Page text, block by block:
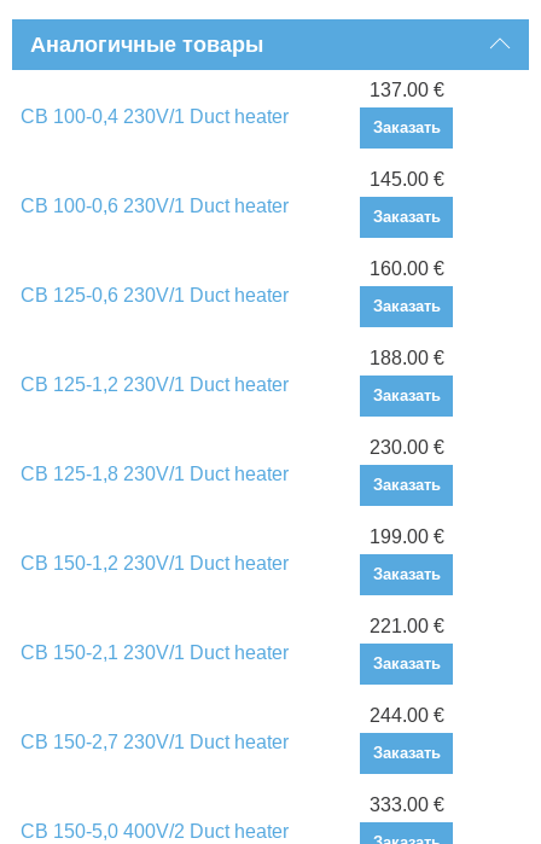
Аналогичные товары
CB 100-0,4 230V/1 Duct heater
137.00 €
Заказать
CB 100-0,6 230V/1 Duct heater
145.00 €
Заказать
CB 125-0,6 230V/1 Duct heater
160.00 €
Заказать
CB 125-1,2 230V/1 Duct heater
188.00 €
Заказать
CB 125-1,8 230V/1 Duct heater
230.00 €
Заказать
CB 150-1,2 230V/1 Duct heater
199.00 €
Заказать
CB 150-2,1 230V/1 Duct heater
221.00 €
Заказать
CB 150-2,7 230V/1 Duct heater
244.00 €
Заказать
CB 150-5,0 400V/2 Duct heater
333.00 €